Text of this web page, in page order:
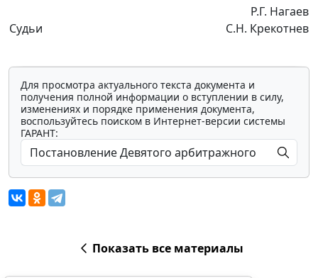
Судьи
Р.Г. Нагаев
С.Н. Крекотнев
Для просмотра актуального текста документа и
получения полной информации о вступлении в силу,
изменениях и порядке применения документа,
воспользуйтесь поиском в Интернет-версии системы
ГАРАНТ:
Показать все материалы